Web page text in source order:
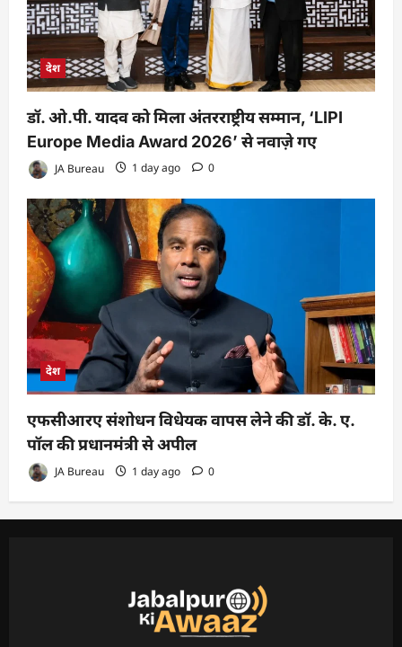
देश
डॉ. ओ.पी. यादव को मिला अंतरराष्ट्रीय सम्मान, ‘LIPI
Europe Media Award 2026’ से नवाज़े गए
JA Bureau 1 day ago 0
देश
एफसीआरए संशोधन विधेयक वापस लेने की डॉ. के. ए.
पॉल की प्रधानमंत्री से अपील
JA Bureau 1 day ago 0